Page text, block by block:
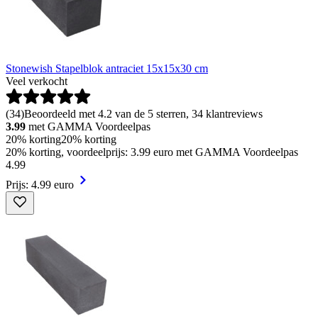
Stonewish Stapelblok antraciet 15x15x30 cm
Veel verkocht
(34)Beoordeeld met 4.2 van de 5 sterren, 34 klantreviews
3.99 met GAMMA Voordeelpas
20% korting20% korting
20% korting, voordeelprijs: 3.99 euro met GAMMA Voordeelpas
4.99
Prijs: 4.99 euro